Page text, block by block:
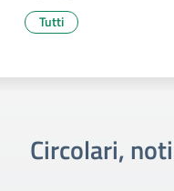
Tutti
Circolari,